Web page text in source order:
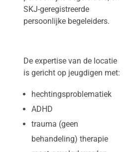
SKJ-geregistreerde
persoonlijke begeleiders.
De expertise van de locatie
is gericht op jeugdigen met:
hechtingsproblematiek
ADHD
trauma (geen
behandeling) therapie